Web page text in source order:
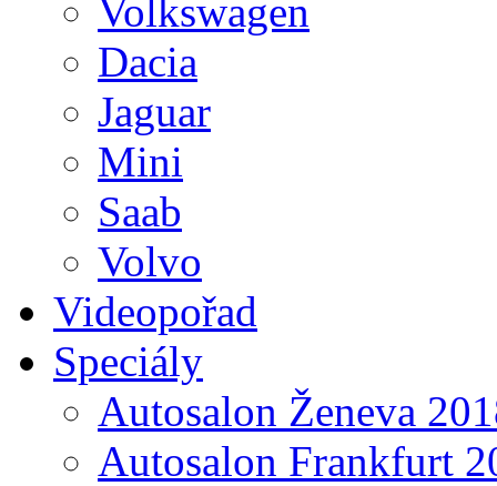
Volkswagen
Dacia
Jaguar
Mini
Saab
Volvo
Videopořad
Speciály
Autosalon Ženeva
Autosalon Frankfurt